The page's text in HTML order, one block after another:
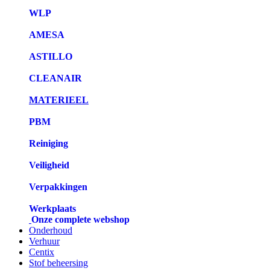
WLP
AMESA
ASTILLO
CLEANAIR
MATERIEEL
PBM
Reiniging
Veiligheid
Verpakkingen
Werkplaats
Onze complete webshop
Onderhoud
Verhuur
Centix
Stof beheersing